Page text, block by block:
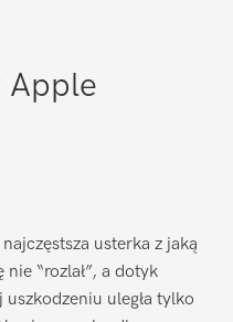
Apple
usterka z jaką
“rozlał”, a dotyk
uległa tylko